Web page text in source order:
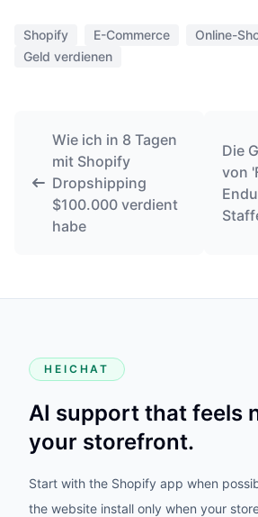
Shopify E-Commerce Online-
Geld verdienen
Wie ich in 8 Tagen
mit Shopify
Dropshipping
$100.000 verdient
habe
Die
von
HEICHAT
AI support that feels
your storefront.
Start with the Shopify app when
the website install only when your